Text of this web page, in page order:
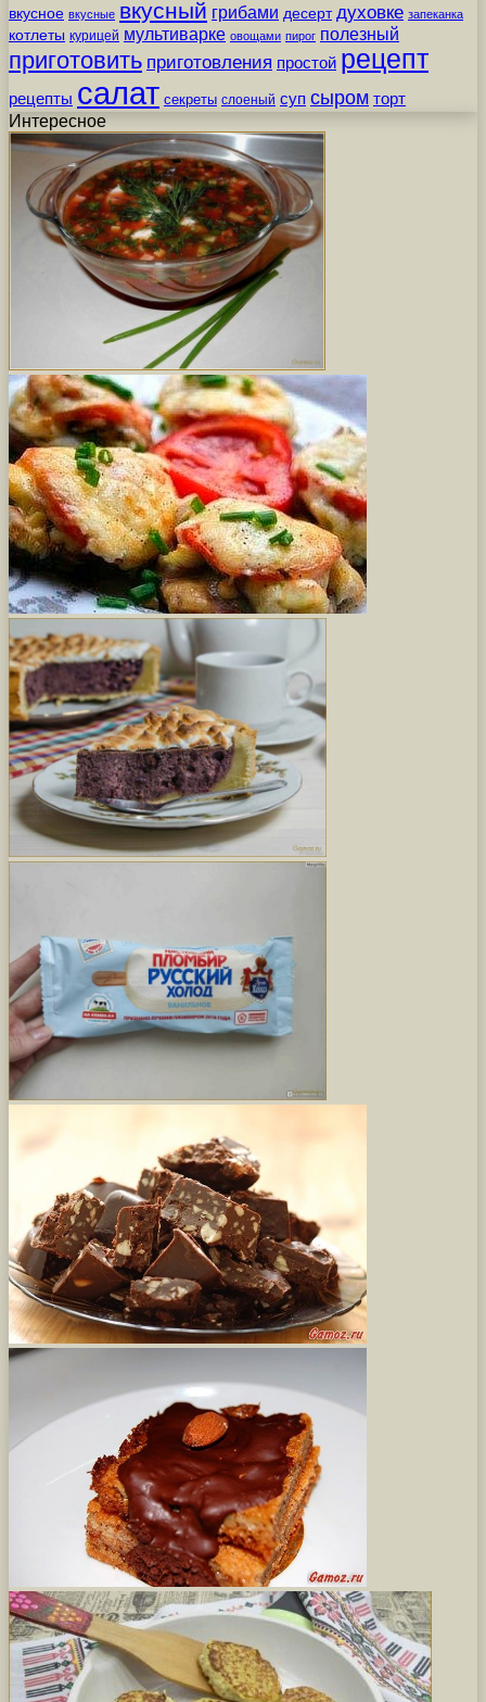
вкусное вкусные вкусный грибами десерт духовке запеканка
котлеты курицей мультиварке овощами пирог полезный
приготовить приготовления простой рецепт
рецепты салат секреты слоеный суп сыром торт
Интересное